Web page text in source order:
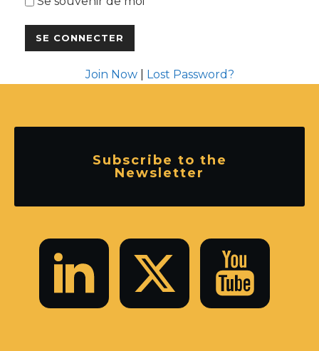
Join Now| Lost Password?
Subscribe to the
Newsletter